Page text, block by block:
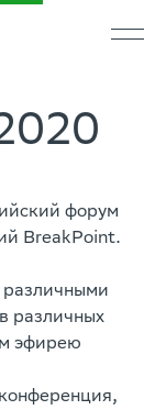
форум
BreakPoint.
различными
различных
эфирею